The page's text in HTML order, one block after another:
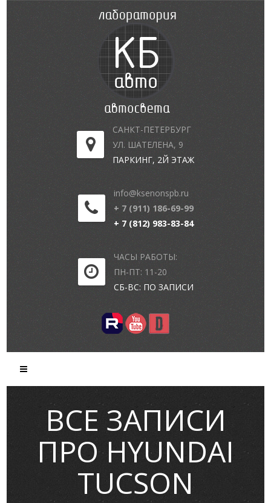
САНКТ-ПЕТЕРБУРГ
УЛ. ШАТЕЛЕНА, 9
ПАРКИНГ, 2Й ЭТАЖ
info@ksenonspb.ru
+ 7 (911) 186-69-99
+ 7 (812) 983-83-84
ЧАСЫ РАБОТЫ:
ПН-ПТ: 11-20
СБ-ВС: ПО ЗАПИСИ
ВСЕ ЗАПИСИ
ПРО HYUNDAI
TUCSON